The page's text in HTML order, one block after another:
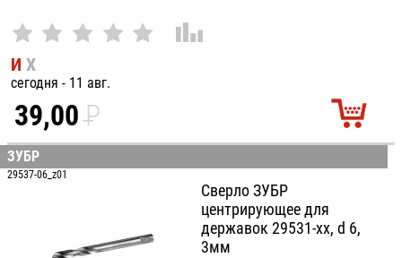
И Х
сегодня - 11 авг.
39,00P
УБ.
ЗУБР
29537-06_z01
Сверло ЗУБР
центрирующее для
державок 29531-хх, d 6,
3мм